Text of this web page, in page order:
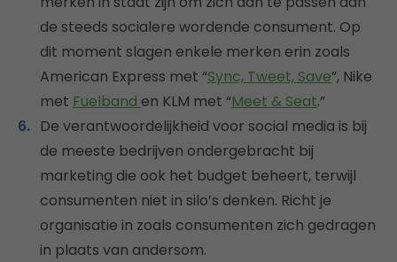
de steeds socialere wordende consument. Op
dit moment slagen enkele merken erin zoals
American Express met “Sync, Tweet, Save”, Nike
met Fuelband en KLM met “Meet & Seat.”
De verantwoordelijkheid voor social media is bij
de meeste bedrijven ondergebracht bij
marketing die ook het budget beheert, terwijl
consumenten niet in silo’s denken. Richt je
organisatie in zoals consumenten zich gedragen
in plaats van andersom.